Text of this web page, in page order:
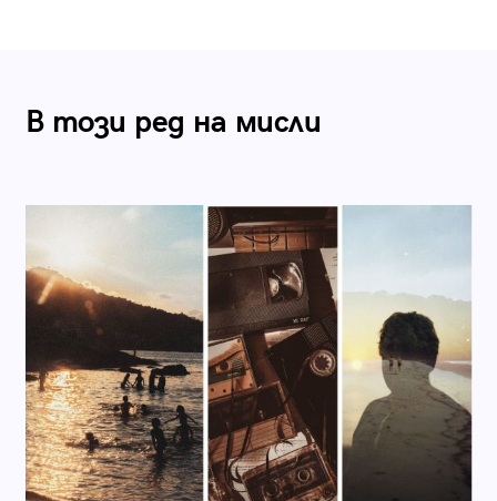
В този ред на мисли